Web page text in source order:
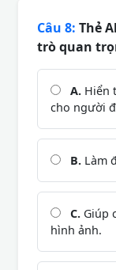
Câu 8: Thẻ
trò quan
A. Hiển
cho người
B. Làm
C. Giúp
hình ảnh.